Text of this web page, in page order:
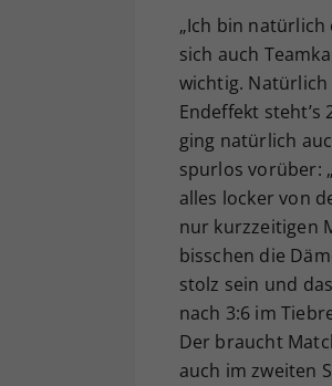
„Ich bin natürlich
sich auch
wichtig.
Endeffekt
ging natürlich
spurlos vorüber:
alles locker von
nur kurzzeitigen
bisschen die
stolz sein und
nach 3:6 im
Der braucht
auch im zweiten